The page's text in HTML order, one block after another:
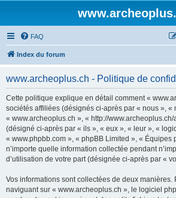
FAQ
Index du forum
www.archeoplus.ch - Politique de
Cette politique explique en détail comment «
sociétés affiliées (désignés ci-après par « nous », «
« www.archeoplus.ch », « http://
(désigné ci-après par « ils », « eux », « leur », «
« www.phpbb.com », « phpBB Limited », « Équipes
n’importe quelle information collectée pendant
d’utilisation de votre part (désignée ci-après par «
Vos informations sont collectées de deux manières.
naviguant sur « www.archeoplus.ch », le logiciel